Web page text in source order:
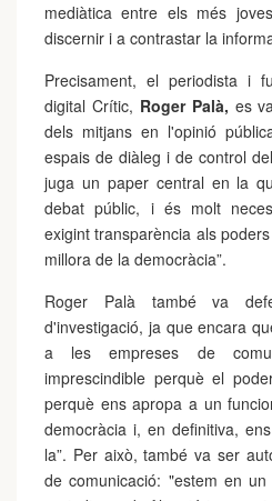
mediàtica entre els més
discernir i a contrastar la
Precisament, el periodista i
digital Crític, Roger Palà, es
dels mitjans en l'opinió
espais de diàleg i de control
juga un paper central en la
debat públic, i és molt
exigint transparència als
millora de la democràcia”.
Roger Palà també va
d'investigació, ja que encara
a les empreses de
imprescindible perquè el
perquè ens apropa a un
democràcia i, en definitiva,
la”. Per això, també va ser
de comunicació: "estem en